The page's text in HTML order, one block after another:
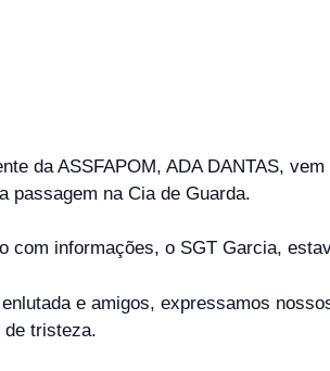
da ASSFAPOM, ADA DANTAS,
passagem na Cia de Guarda.
com informações, o SGT Garcia,
e amigos, expressamos
de tristeza.